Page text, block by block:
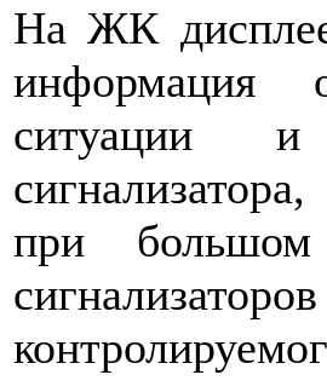
На ЖК
информация
ситуации и
при большом